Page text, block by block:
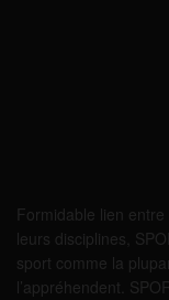
Formidable lien
leurs disciplines,
sport comme la
l’appréhendent.